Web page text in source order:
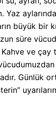
Yaz
büyük bir
süre
Kahve ve çay
Günlük